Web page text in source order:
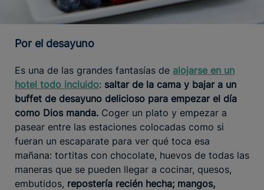
Por el desayuno
Es una de las grandes fantasías de alojarse en un
hotel todo incluido: saltar de la cama y bajar a un
buffet de desayuno delicioso para empezar el día
como Dios manda. Coger un plato y empezar a
pasear entre las estaciones colocadas como si
fueran un escaparate para ver qué toca esa
mañana: tortitas con chocolate, huevos de todas las
maneras que se pueden llegar a cocinar, quesos,
embutidos, repostería recién hecha; mangos,